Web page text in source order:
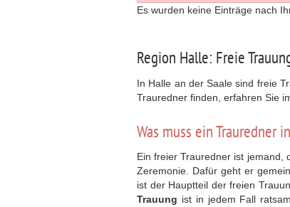
Es wurden keine Einträge nach
Region Halle: Freie
In Halle an der Saale sind freie
Trauredner finden, erfahren Sie
Was muss ein Trauredner
Ein freier Trauredner ist jemand,
Zeremonie. Dafür geht er
ist der Hauptteil der freien
Trauung ist in jedem Fall